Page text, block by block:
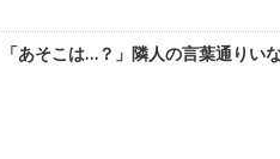
「あそこは…？」隣人の言葉通り